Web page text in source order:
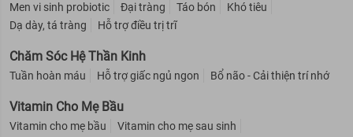
Men vi sinh probiotic Đại tràng Táo bón
Khó tiêu
Dạ dày, tá tràng
Hỗ trợ điều trị trĩ
Chăm Sóc Hệ Thần Kinh
Tuần hoàn máu Hỗ trợ giấc ngủ ngon Bổ não - Cải thiện trí nhớ
Vitamin Cho Mẹ Bầu
Vitamin cho mẹ bầu
Vitamin cho mẹ sau sinh